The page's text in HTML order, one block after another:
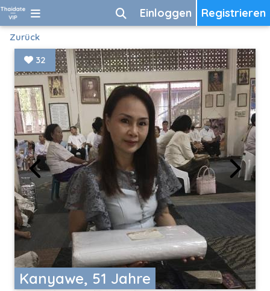
Registrieren
Einloggen
Zurück
Kanyawe, 51 Jahre
32